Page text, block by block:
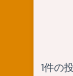
1件の